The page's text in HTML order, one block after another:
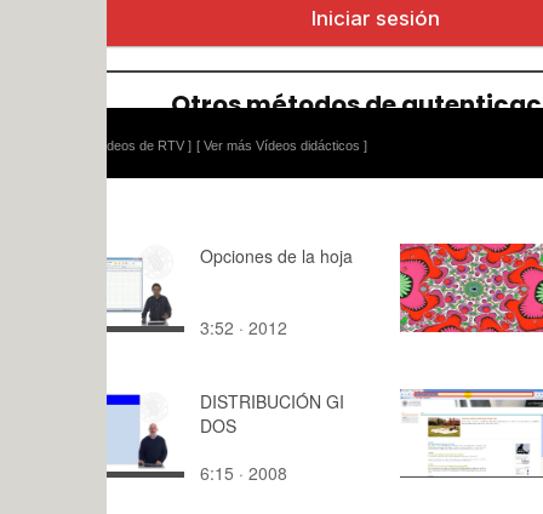
[ Ver más Vídeos didácticos ]
Opciones de la hoja
3:52 · 2012
practica 4
0:22 · 2015
DISTRIBUCIÓN GI
6:15 · 2008
Descarga
11:20 ·